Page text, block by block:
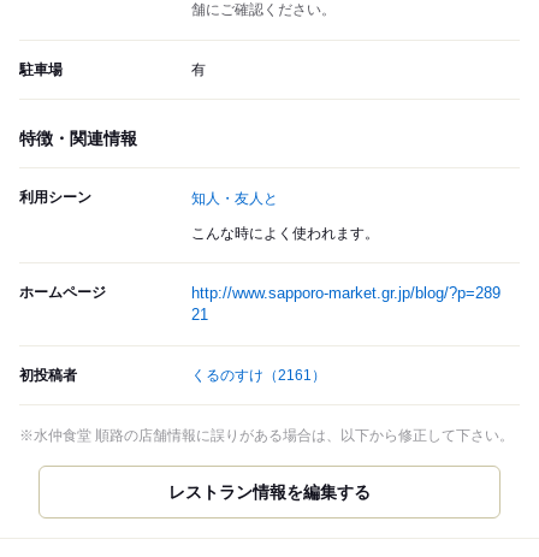
舗にご確認ください。
駐車場 有
特徴・関連情報
利用シーン 知人・友人と
こんな時によく使われます。
ホームページ
http://www.sapporo-market.gr.jp/blog/?p=289
21
初投稿者 くるのすけ （2161）
※水仲食堂 順路の店舗情報に誤りがある場合は、以下から修正して下さい。